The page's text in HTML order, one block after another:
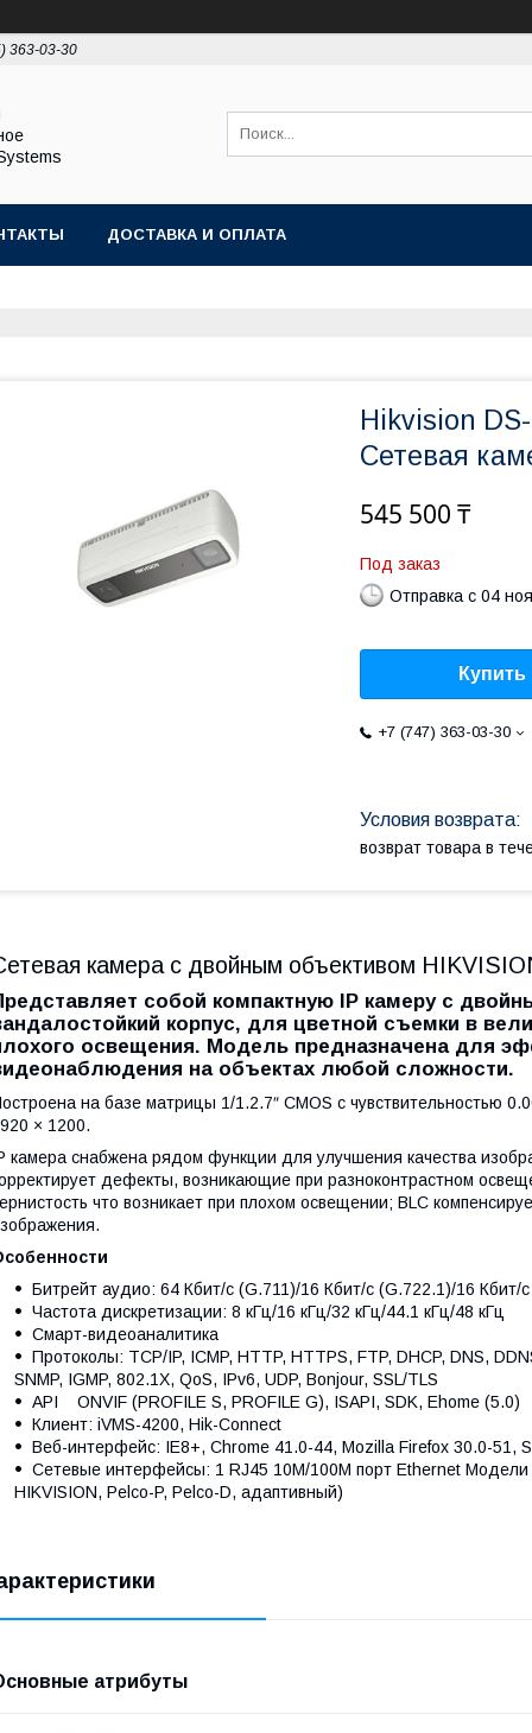
363-03-30
ДОСТАВКА И ОПЛАТА
Hikvision
Сетевая
545 500 ₸
Под заказ
Отправка с 04
Купить
+7 (747) 363-03-30
возврат товара в
камера с двойным объективом
собой компактную IP камеру с
корпус, для цветной съемки в
освещения. Модель предназначена для
на объектах любой сложности.
на базе матрицы 1/1.2.7ʺ CMOS с чувствительностью
× 1200.
камера снабжена рядом функции для улучшения качества
дефекты, возникающие при разноконтрастном
что возникает при плохом освещении; BLC
Битрейт аудио: 64 Кбит/с (G.711)/16 Кбит/с (G.722.1)/16 Кбит/
Частота дискретизации: 8 кГц/16 кГц/32 кГц/44.1 кГц/48 кГц
Смарт-видеоаналитика
Протоколы: TCP/IP, ICMP, HTTP, HTTPS, FTP, DHCP, DNS,
SNMP, IGMP, 802.1X, QoS, IPv6, UDP, Bonjour, SSL/TLS
API ONVIF (PROFILE S, PROFILE G), ISAPI, SDK, Ehome (5.0)
Клиент: iVMS-4200, Hik-Connect
Веб-интерфейс: IE8+, Chrome 41.0-44, Mozilla Firefox 30.0-51,
Сетевые интерфейсы: 1 RJ45 10M/100M порт Ethernet Модели
HIKVISION, Pelco-P, Pelco-D, адаптивный)
атрибуты